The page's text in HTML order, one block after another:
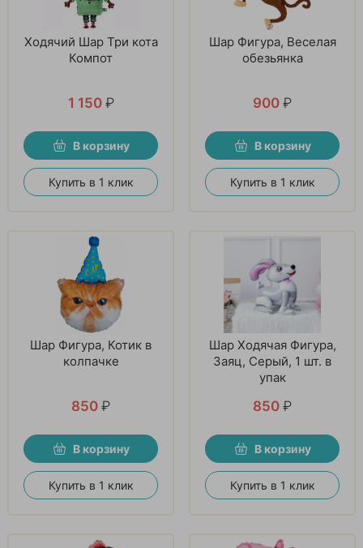
Ходячий Шар Три кота
Компот
1 150 ₽
В корзину
Купить в 1 клик
Шар Фигура, Веселая
обезьянка
900 ₽
В корзину
Купить в 1 клик
Шар Фигура, Котик в
колпачке
850 ₽
В корзину
Купить в 1 клик
Шар Ходячая Фигура,
Заяц, Серый, 1 шт. в
упак
850 ₽
В корзину
Купить в 1 клик